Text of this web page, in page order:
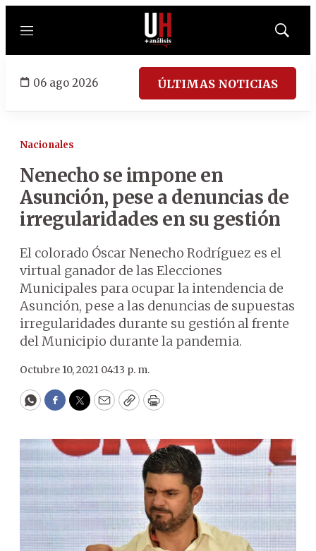
Menú
Mostrar
06 ago 2026 ÚLTIMAS NOTICIAS
Nacionales
Nenecho se impone en
Asunción, pese a denuncias de
irregularidades en su gestión
El colorado Óscar Nenecho Rodríguez es el
virtual ganador de las Elecciones
Municipales para ocupar la intendencia de
Asunción, pese a las denuncias de supuestas
irregularidades durante su gestión al frente
del Municipio durante la pandemia.
Octubre 10, 2021 04:13 p. m.
WhatsApp
Facebook
Twitter
EmailCopyPrint